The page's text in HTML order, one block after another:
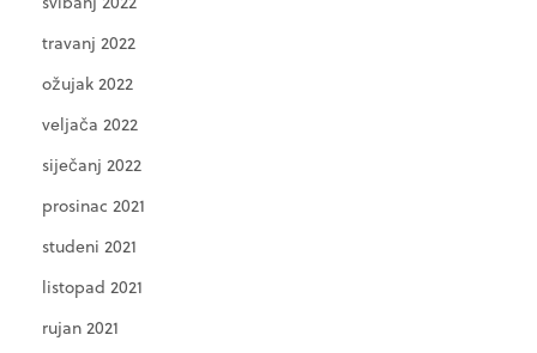
travanj 2022
ožujak 2022
veljača 2022
siječanj 2022
prosinac 2021
studeni 2021
listopad 2021
rujan 2021